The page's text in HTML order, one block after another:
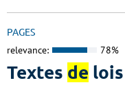
PAGES
relevance: 78%
Textes de lois